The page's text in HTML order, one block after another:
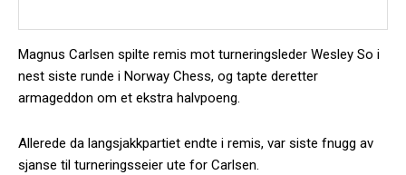
Magnus Carlsen spilte remis mot turneringsleder Wesley So i
nest siste runde i Norway Chess, og tapte deretter
armageddon om et ekstra halvpoeng.
Allerede da langsjakkpartiet endte i remis, var siste fnugg av
sjanse til turneringsseier ute for Carlsen.